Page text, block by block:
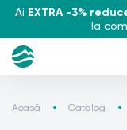
Ai EXTRA -3%
la
Acasă Catalog